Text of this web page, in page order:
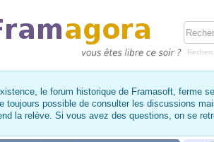
le forum historique de Framasoft, ferme
toujours possible de consulter les discussions
la relève. Si vous avez des questions, on se